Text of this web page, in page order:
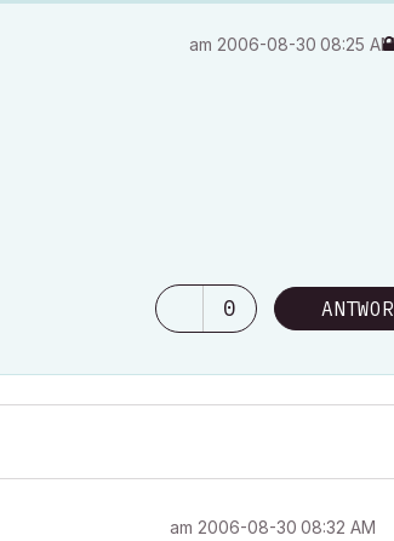
am ‎2006-08-30 08:25 AM
0
am ‎2006-08-30 08:32 AM